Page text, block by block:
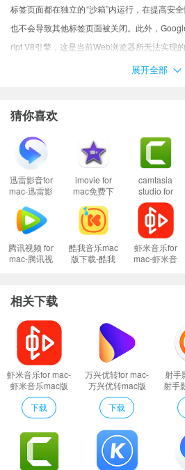
标签页面都在独立的“沙箱”内运行，在提高安
也不会导致其他标签页面被关闭。此外，
ript V8引擎，这是当前Web浏览器所无法实现的
XX软件已损坏，无法打开，你应该将它移
打不开XX软件，因为它来自身份不明的开发
打不开XX软件，因为Apple无法检查其是
当你遇到上述问题的时候：
开启任何来源
到这里一般情况下应用都可以运行了。
然而有的应用开启了任何来源还是不行，
签名应用的权限，这时候就需要通过过“终端”
2、执行命令绕过苹果的公证Gatekeeper：
以上操作如果还不能解决，那就需要关闭
3、关闭SIP系统完整性保护：
Mac怎么关
闭
软件特色
畅享全方位的快速体验
用户每次上网，一般都有一定的目的。无
娱乐，Chrome 所具备的智能工具和非凡速度
操作、创作和探索。
展开全部
猜你喜欢
迅雷影音for
mac-迅雷影
v3.1.0.65222
imovie for
mac免费下
mac下载
v10.3.5
camtasia
studio for
mac-
camtasia
studio 2 mac
版下载
v2020.0.15
腾讯视频 for
mac-腾讯视
酷我音乐mac
版下载-酷我
虾米音乐for
mac-虾米音
相关下载
虾米音乐for mac-
虾米音乐mac版
下载 v7.5.8
下载
万兴优转for mac-
万兴优转mac版
下载 v13.0.1
下载
射手
射手